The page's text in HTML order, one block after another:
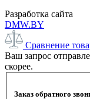
Разработка сайта
DMW.BY
Сравнение
Ваш запрос
скорее.
Заказ обратного